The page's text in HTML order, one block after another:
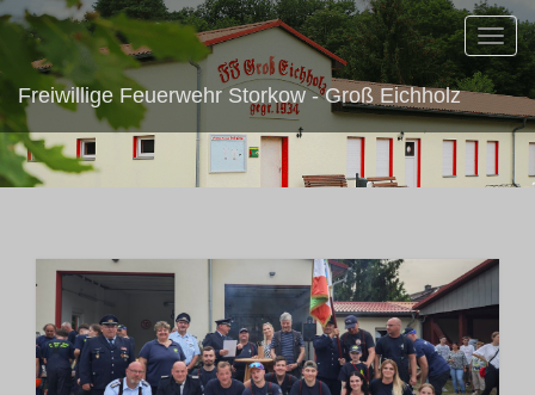
Freiwillige Feuerwehr Storkow - Groß Eichholz